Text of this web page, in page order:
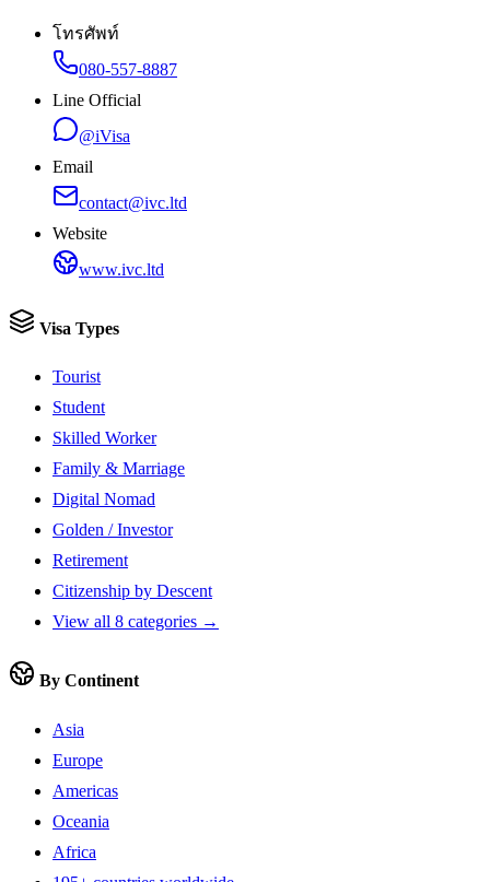
โทรศัพท์
080-557-8887
Line Official
@iVisa
Email
contact@ivc.ltd
Website
www.ivc.ltd
Visa Types
Tourist
Student
Skilled Worker
Family & Marriage
Digital Nomad
Golden / Investor
Retirement
Citizenship by Descent
View all 8 categories →
By Continent
Asia
Europe
Americas
Oceania
Africa